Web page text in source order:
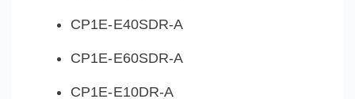
CP1E-E40SDR-A
CP1E-E60SDR-A
CP1E-E10DR-A